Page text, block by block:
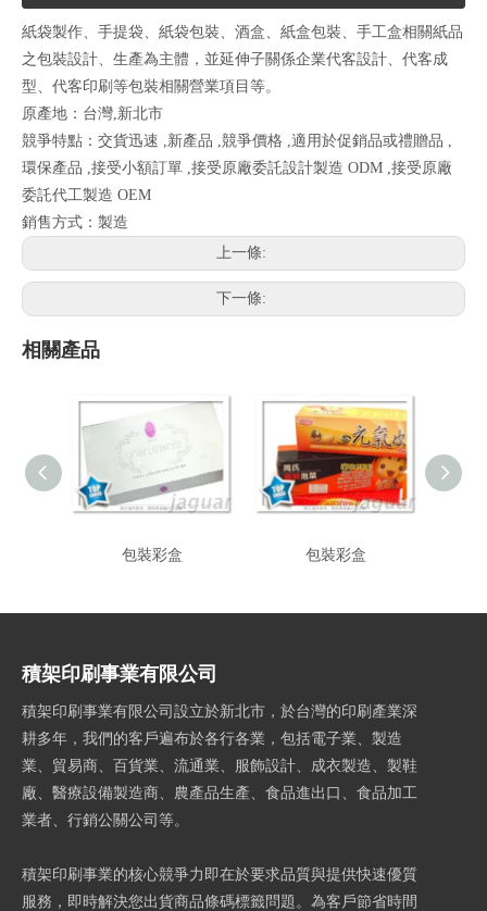
紙袋製作、手提袋、紙袋包裝、酒盒、紙盒包裝、手工盒相關紙品
之包裝設計、生產為主體，並延伸子關係企業代客設計、代客成
型、代客印刷等包裝相關營業項目等。
原產地：台灣,新北市
競爭特點：交貨迅速 ,新產品 ,競爭價格 ,適用於促銷品或禮贈品 ,
環保產品 ,接受小額訂單 ,接受原廠委託設計製造 ODM ,接受原廠
委託代工製造 OEM
銷售方式：製造
上一條:
下一條:
相關產品
包裝彩盒 包裝彩盒
積架印刷事業有限公司
積架印刷事業有限公司設立於新北市，於台灣的印刷產業深
耕多年，我們的客戶遍布於各行各業，包括電子業、製造
業、貿易商、百貨業、流通業、服飾設計、成衣製造、製鞋
廠、醫療設備製造商、農產品生產、食品進出口、食品加工
業者、行銷公關公司等。
積架印刷事業的核心競爭力即在於要求品質與提供快速優質
服務，即時解決您出貨商品條碼標籤問題。為客戶節省時間